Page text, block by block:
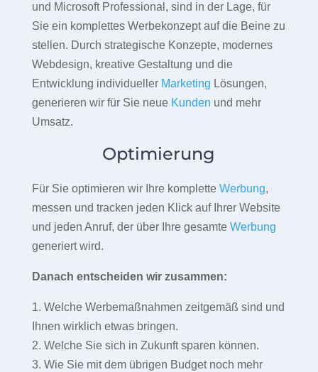
und Microsoft Professional, sind in der Lage, für
Sie ein komplettes Werbekonzept auf die Beine zu
stellen. Durch strategische Konzepte, modernes
Webdesign, kreative Gestaltung und die
Entwicklung individueller Marketing Lösungen,
generieren wir für Sie neue Kunden und mehr
Umsatz.
Optimierung
Für Sie optimieren wir Ihre komplette Werbung,
messen und tracken jeden Klick auf Ihrer Website
und jeden Anruf, der über Ihre gesamte Werbung
generiert wird.
Danach entscheiden wir zusammen:
1. Welche Werbemaßnahmen zeitgemäß sind und
Ihnen wirklich etwas bringen.
2. Welche Sie sich in Zukunft sparen können.
3. Wie Sie mit dem übrigen Budget noch mehr